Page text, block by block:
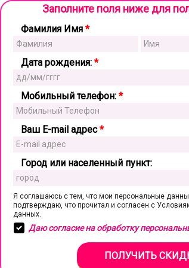
Заполните поля ниже для
Фамилия Имя *
Дата рождения: *
Мобильный телефон: *
Ваш E-mail адрес*
Город или населенный пункт:
Я соглашаюсь с тем, что мои персональные
подтверждаю, что прочитал и согласен с
данных.
Даю согласие на обработку
ПОЛУЧИТЬ